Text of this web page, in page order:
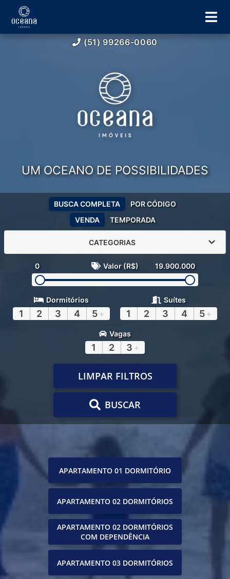
(51) 99266-0060
UM OCEANO DE POSSIBILIDADES
VENDA TEMPORADA
BUSCA COMPLETA POR CÓDIGO
CATEGORIAS
0 Valor (R$) 19.900.000
Dormitórios
1 2 3 4 5+
Suítes
1 2 3 4 5+
Vagas
1 2 3 +
LIMPAR FILTROS
BUSCAR
APARTAMENTO 01 DORMITÓRIO
APARTAMENTO 02 DORMITÓRIOS
APARTAMENTO 02 DORMITÓRIOS
COM DEPENDÊNCIA
APARTAMENTO 03 DORMITÓRIOS